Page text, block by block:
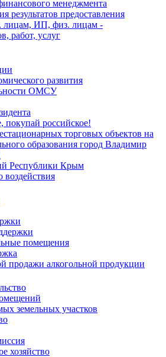
менеджмента
результатов предоставления
лицам, ИП, физ. лицам -
работ, услуг
развития
ОМСУ
покупай российское!
торговых объектов на
образования город Владимир
Республики Крым
помещения
продажи алкогольной продукции
земельных участков
хозяйство